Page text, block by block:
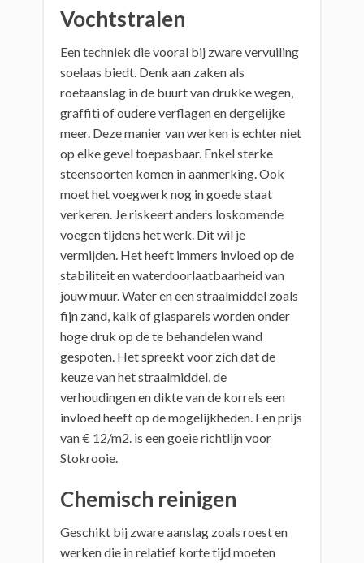
Vochtstralen
Een techniek die vooral bij zware vervuiling
soelaas biedt. Denk aan zaken als
roetaanslag in de buurt van drukke wegen,
graffiti of oudere verflagen en dergelijke
meer. Deze manier van werken is echter niet
op elke gevel toepasbaar. Enkel sterke
steensoorten komen in aanmerking. Ook
moet het voegwerk nog in goede staat
verkeren. Je riskeert anders loskomende
voegen tijdens het werk. Dit wil je
vermijden. Het heeft immers invloed op de
stabiliteit en waterdoorlaatbaarheid van
jouw muur. Water en een straalmiddel zoals
fijn zand, kalk of glasparels worden onder
hoge druk op de te behandelen wand
gespoten. Het spreekt voor zich dat de
keuze van het straalmiddel, de
verhoudingen en dikte van de korrels een
invloed heeft op de mogelijkheden. Een prijs
van € 12/m2. is een goeie richtlijn voor
Stokrooie.
Chemisch reinigen
Geschikt bij zware aanslag zoals roest en
werken die in relatief korte tijd moeten